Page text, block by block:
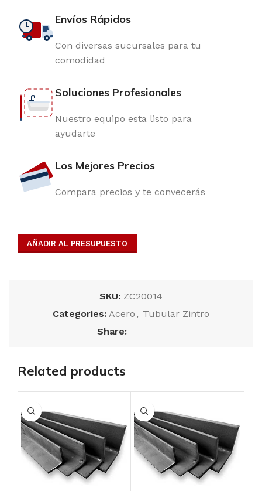
Envíos Rápidos
Con diversas sucursales para tu
comodidad
Soluciones Profesionales
Nuestro equipo esta listo para
ayudarte
Los Mejores Precios
Compara precios y te convecerás
AÑADIR AL PRESUPUESTO
SKU: ZC20014
Categories: Acero , Tubular Zintro
Share:
Related products